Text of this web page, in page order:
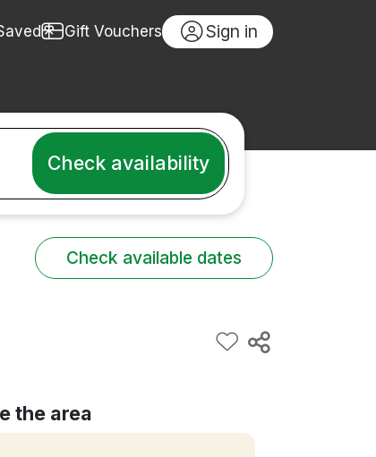
Gift Vouchers Sign in
Check availability
Check available dates
the area